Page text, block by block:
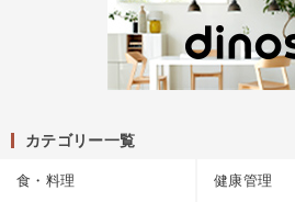
カテゴリー一覧
食・料理 健康管理